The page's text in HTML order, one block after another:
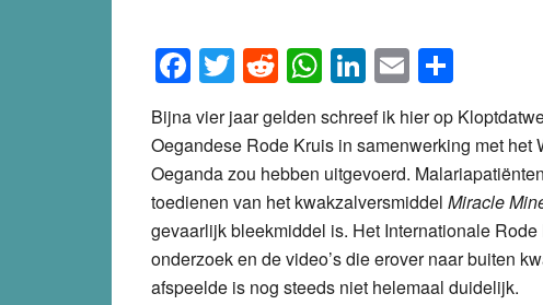
Facebook
Twitter
Reddit
WhatsApp
LinkedIn
Email
Bijna vier jaar gelden schreef ik hier op
Oegandese Rode Kruis in samenwerking met het
Oeganda zou hebben uitgevoerd.
toedienen van het kwakzalversmiddel Miracle
gevaarlijk bleekmiddel is. Het Internationale
onderzoek en de video’s die erover naar buiten
afspeelde is nog steeds niet helemaal duidelijk.